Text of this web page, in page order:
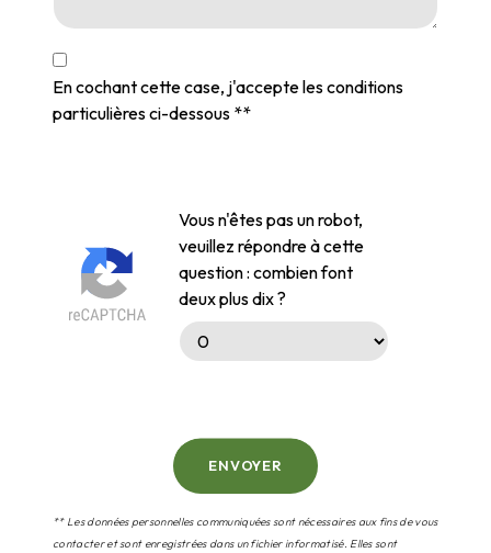
En cochant cette case, j'accepte les conditions
particulières ci-dessous **
Vous n'êtes pas un robot,
veuillez répondre à cette
question : combien font
deux plus dix ?
ENVOYER
** Les données personnelles communiquées sont nécessaires aux fins de vous
contacter et sont enregistrées dans un fichier informatisé. Elles sont